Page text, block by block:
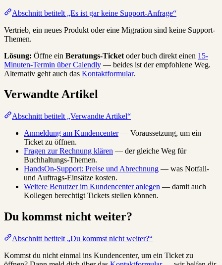
Abschnitt betitelt „Es ist gar keine Support-Anfrage“
Vertrieb, ein neues Produkt oder eine Migration sind keine Support-
Themen.
Lösung: Öffne ein Beratungs-Ticket oder buch direkt einen 15-
Minuten-Termin über Calendly — beides ist der empfohlene Weg.
Alternativ geht auch das Kontaktformular.
Verwandte Artikel
Abschnitt betitelt „Verwandte Artikel“
Anmeldung am Kundencenter— Voraussetzung, um ein
Ticket zu öffnen.
Fragen zur Rechnung klären — der gleiche Weg für
Buchhaltungs-Themen.
HandsOn-Support: Preise und Abrechnung — was Notfall-
und Auftrags-Einsätze kosten.
Weitere Benutzer im Kundencenter anlegen — damit auch
Kollegen berechtigt Tickets stellen können.
Du kommst nicht weiter?
Abschnitt betitelt „Du kommst nicht weiter?“
Kommst du nicht einmal ins Kundencenter, um ein Ticket zu